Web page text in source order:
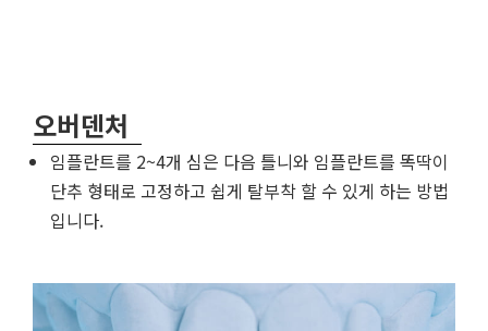
오버덴처
임플란트를 2~4개 심은 다음 틀니와 임플란트를 똑딱이
단추 형태로 고정하고 쉽게 탈부착 할 수 있게 하는 방법
입니다.